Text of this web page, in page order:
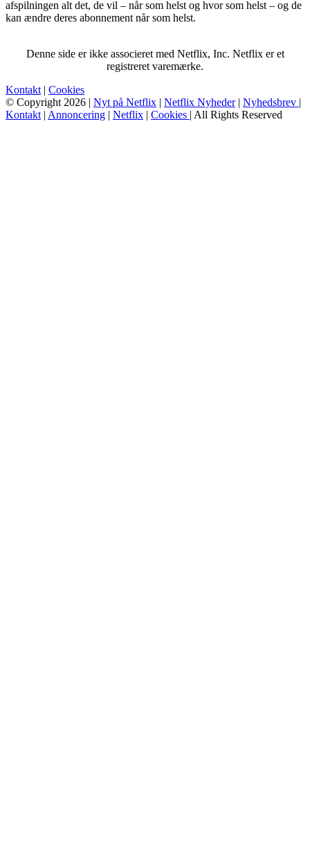
afspilningen alt det, de vil – når som helst og hvor som helst – og de
kan ændre deres abonnement når som helst.
Denne side er ikke associeret med Netflix, Inc. Netflix er et
registreret varemærke.
Kontakt | Cookies
© Copyright 2026 | Nyt på Netflix | Netflix Nyheder| Nyhedsbrev |
Kontakt | Annoncering | Netflix | Cookies | All Rights Reserved